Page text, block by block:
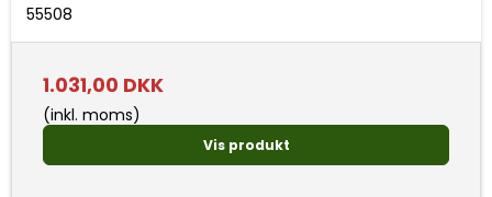
55508
1.031,00 DKK
(inkl. moms)
Vis produkt